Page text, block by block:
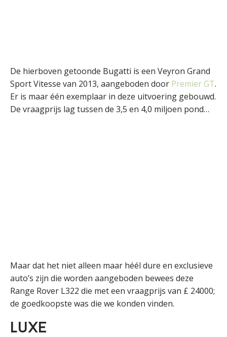
De hierboven getoonde Bugatti is een Veyron Grand
Sport Vitesse van 2013, aangeboden door Premier GT.
Er is maar één exemplaar in deze uitvoering gebouwd.
De vraagprijs lag tussen de 3,5 en 4,0 miljoen pond…
Maar dat het niet alleen maar héél dure en exclusieve
auto’s zijn die worden aangeboden bewees deze
Range Rover L322 die met een vraagprijs van £ 24000;
de goedkoopste was die we konden vinden.
Luxe